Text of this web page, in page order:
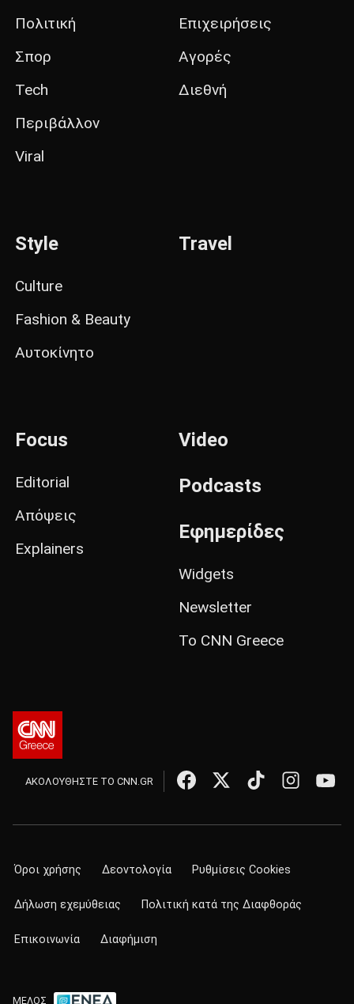
Πολιτική
Σπορ
Tech
Περιβάλλον
Viral
Επιχειρήσεις
Αγορές
Διεθνή
Style
Culture
Fashion & Beauty
Αυτοκίνητο
Travel
Focus
Editorial
Απόψεις
Explainers
Video
Podcasts
Εφημερίδες
Widgets
Newsletter
Το CNN Greece
ΑΚΟΛΟΥΘΗΣΤΕ ΤΟ CNN.GR
Όροι χρήσης Δεοντολογία Ρυθμίσεις Cookies
Δήλωση εχεμύθειας Πολιτική κατά της Διαφθοράς
Επικοινωνία Διαφήμιση
ΜΕΛΟΣ